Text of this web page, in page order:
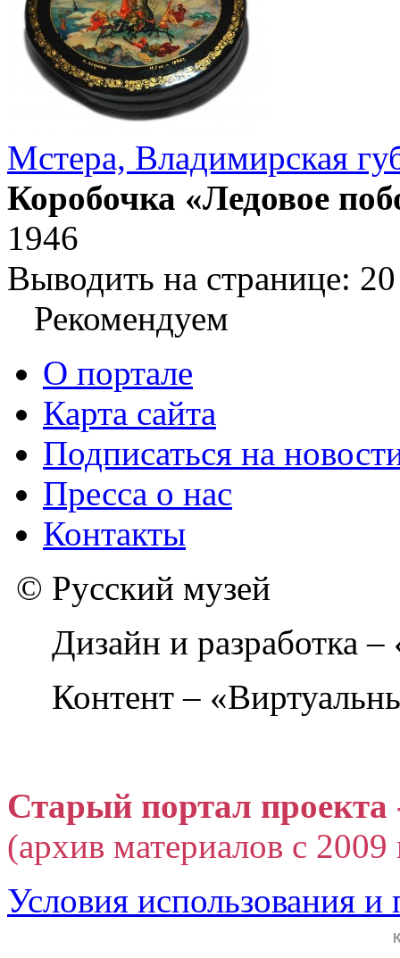
Мстера, Владимирская
Коробочка «Ледовое
1946
Выводить на странице: 20
Рекомендуем
О портале
Карта сайта
Подписаться на
Пресса о нас
Контакты
© Русский музей
Дизайн и разработка
Контент –
Старый портал
(архив материалов с
Условия использования